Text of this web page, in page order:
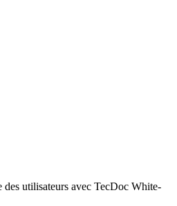
utilisateurs avec TecDoc White-